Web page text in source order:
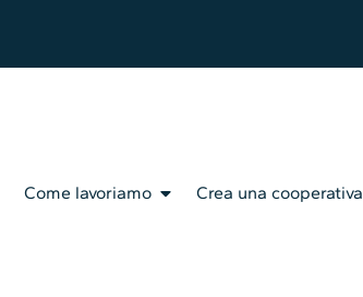
Come lavoriamo Crea una cooperativa